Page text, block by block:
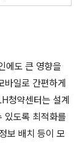
에도 큰 영향을
일로 간편하게
청약센터는 설계
있도록 최적화를
보 배치 등이 모